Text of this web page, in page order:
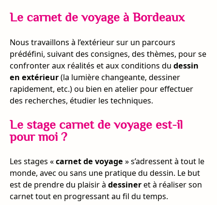
Le carnet de voyage à Bordeaux
Nous travaillons à l’extérieur sur un parcours
prédéfini, suivant des consignes, des thèmes, pour se
confronter aux réalités et aux conditions du dessin
en extérieur(la lumière changeante, dessiner
rapidement, etc.) ou bien en atelier pour effectuer
des recherches, étudier les techniques.
Le stage carnet de voyage est-il
pour moi ?
Les stages «carnet de voyage » s’adressent à tout le
monde, avec ou sans une pratique du dessin. Le but
est de prendre du plaisir à dessiner et à réaliser son
carnet tout en progressant au fil du temps.